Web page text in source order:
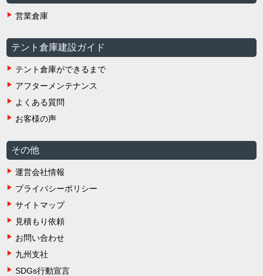
営業倉庫
テント倉庫建設ガイド
テント倉庫ができるまで
アフターメンテナンス
よくある質問
お客様の声
その他
運営会社情報
プライバシーポリシー
サイトマップ
見積もり依頼
お問い合わせ
九州支社
SDGs行動宣言